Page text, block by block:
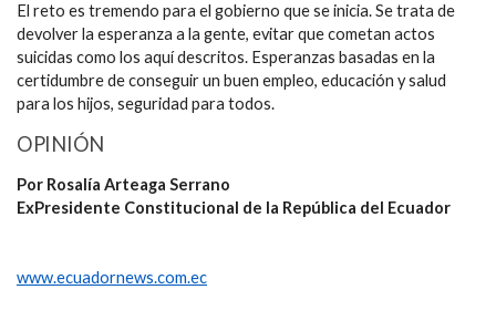
El reto es tremendo para el gobierno que se inicia. Se trata de
devolver la esperanza a la gente, evitar que cometan actos
suicidas como los aquí descritos. Esperanzas basadas en la
certidumbre de conseguir un buen empleo, educación y salud
para los hijos, seguridad para todos.
OPINIÓN
Por Rosalía Arteaga Serrano
ExPresidente Constitucional de la República del Ecuador
www.ecuadornews.com.ec